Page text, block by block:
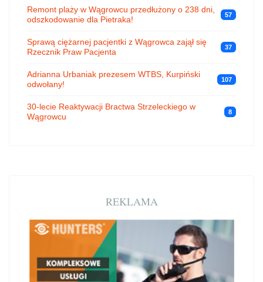
Remont plaży w Wągrowcu przedłużony o 238 dni,
odszkodowanie dla Pietraka!
57
Sprawą ciężarnej pacjentki z Wągrowca zajął się
Rzecznik Praw Pacjenta
37
Adrianna Urbaniak prezesem WTBS, Kurpiński
odwołany!
107
30-lecie Reaktywacji Bractwa Strzeleckiego w
Wągrowcu
8
REKLAMA